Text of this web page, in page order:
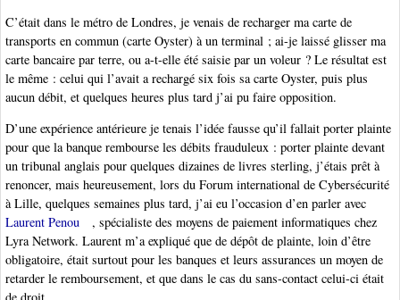
C’était dans le métro de Londres, je venais de recharger ma carte de
transports en commun (carte Oyster) à un terminal ; ai-je laissé glisser ma
carte bancaire par terre, ou a-t-elle été saisie par un voleur ? Le résultat est
le même : celui qui l’avait a rechargé six fois sa carte Oyster, puis plus
aucun débit, et quelques heures plus tard j’ai pu faire opposition.
D’une expérience antérieure je tenais l’idée fausse qu’il fallait porter plainte
pour que la banque rembourse les débits frauduleux : porter plainte devant
un tribunal anglais pour quelques dizaines de livres sterling, j’étais prêt à
renoncer, mais heureusement, lors du Forum international de Cybersécurité
à Lille, quelques semaines plus tard, j’ai eu l’occasion d’en parler avec
Laurent Penou
, spécialiste des moyens de paiement informatiques chez
Lyra Network. Laurent m’a expliqué que de dépôt de plainte, loin d’être
obligatoire, était surtout pour les banques et leurs assurances un moyen de
retarder le remboursement, et que dans le cas du sans-contact celui-ci était